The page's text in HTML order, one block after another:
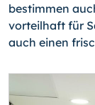
bestimmen
vorteilhaft für
auch einen